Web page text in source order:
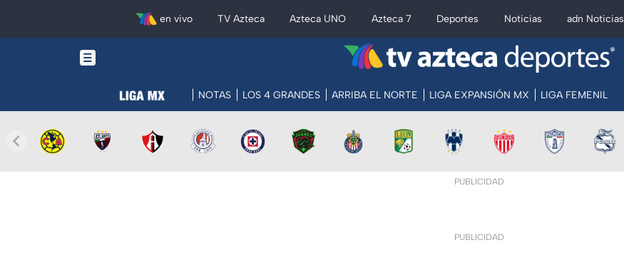
en vivo TV Azteca Azteca UNO Azteca 7 Deportes Noticias adn Noticias
NOTAS LOS 4 GRANDES ARRIBA EL NORTE LIGA EXPANSIÓN MX LIGA FEMENIL
PUBLICIDAD
PUBLICIDAD